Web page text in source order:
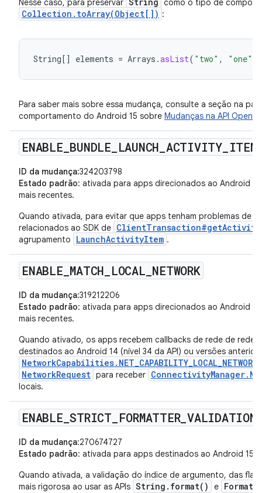
Nesse caso, para preservar como o tipo de
Collection.toArray(Object[]) :
String [] elements = Arrays .asList( "two" , "one"
Para saber mais sobre essa mudança, consulte a seção na
comportamento do Android 15 sobre Mudanças na API
ENABLE BUNDLE LAUNCH ACTIVITY_ ITEM
ID da mudança:324203798
Estado padrão: ativada para apps direcionados ao Android
mais recentes.
Quando ativada, para evitar que apps tenham problemas de
relacionados ao SDK de
agrupamento LaunchActivityItem .
ENABLE MATCH LOCAL NETWORK
ID da mudança:319212206
Estado padrão: ativada para apps direcionados ao Android
mais recentes.
Quando ativado, os apps recebem callbacks de rede de
destinados ao Android 14 (nível 34 da API) ou versões
NetworkCapabilities.NET_CAPABILITY_LOCAL_NETWORK
NetworkRequest para receber
locais.
ENABLE _STRICT FORMATTER_ VALIDATION
ID da mudança:270674727
Estado padrão: ativada para apps destinados ao Android 15
Quando ativada, a validação do índice de argumento, das
mais rigorosa ao usar as APIs String.format() e